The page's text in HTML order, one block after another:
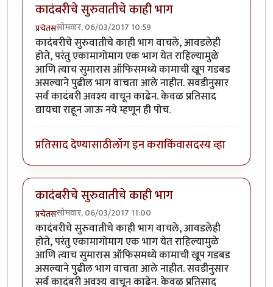
कादंबरीचे सुरुवातीचे काही भाग
प्रचेतससोमवार, 06/03/2017 10:59
कादंबरीचे सुरुवातीचे काही भाग वाचले, आवडलेही
होते, परंतु एकामागोमाग एक भाग येत राहिल्यामुळे
आणि त्याच सुमारास ऑफिसमध्ये कामाची खूप गडबड
असल्याने पुढील भाग वाचता आले नाहीत. सवडीनुसार
सर्व कादंबरी अवश्य वाचून काढेन. केवळ प्रतिसाद
द्यायचा राहून जाऊ नये म्हणून ही पोच.
प्रतिसाद देण्यासाठीलॉग इन कराकिंवासदस्य व्हा
कादंबरीचे सुरुवातीचे काही भाग
प्रचेतससोमवार, 06/03/2017 11:00
कादंबरीचे सुरुवातीचे काही भाग वाचले, आवडलेही
होते, परंतु एकामागोमाग एक भाग येत राहिल्यामुळे
आणि त्याच सुमारास ऑफिसमध्ये कामाची खूप गडबड
असल्याने पुढील भाग वाचता आले नाहीत. सवडीनुसार
सर्व कादंबरी अवश्य वाचून काढेन. केवळ प्रतिसाद